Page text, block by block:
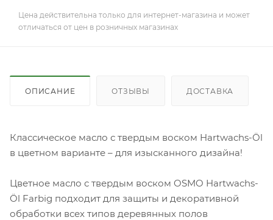
Цена действительна только для интернет-магазина и может
отличаться от цен в розничных магазинах
ОПИСАНИЕ ОТЗЫВЫ ДОСТАВКА
Классическое масло с твердым воском Hartwachs-Öl
в цветном варианте – для изысканного дизайна!
Цветное масло с твердым воском OSMO Hartwachs-
Öl Farbig подходит для защиты и декоративной
обработки всех типов деревянных полов